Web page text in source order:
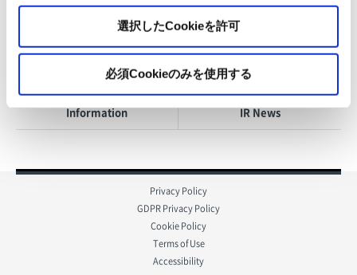
選択したCookieを許可
必須Cookieのみを使用するNews Release
Information IR News
Privacy Policy
GDPR Privacy Policy
Cookie Policy
Terms of Use
Accessibility